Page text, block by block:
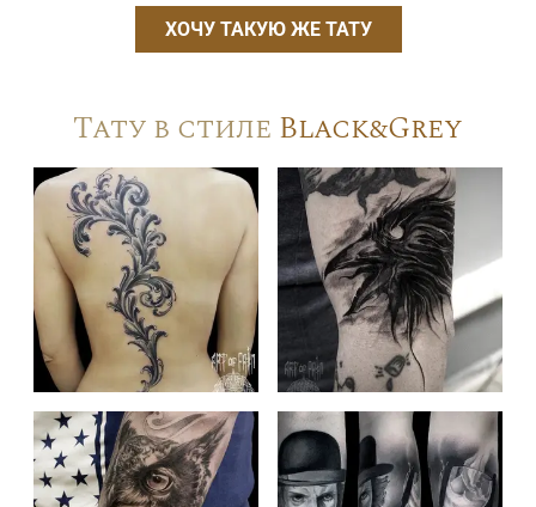
ХОЧУ ТАКУЮ ЖЕ ТАТУ
Тату в стиле Black&Grey